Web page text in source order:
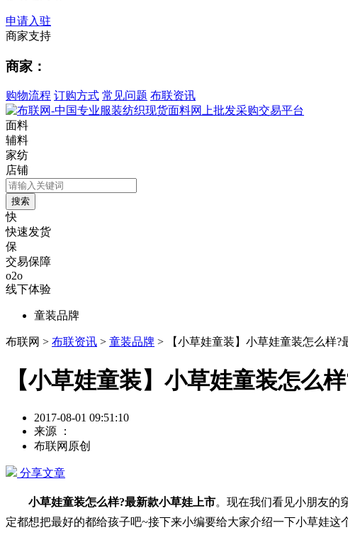
申请入驻
商家支持
商家：
购物流程 订购方式 常见问题 布联资讯
面料
辅料
家纺
店铺
快
快速发货
保
交易保障
o2o
线下体验
童装品牌
布联网 > 布联资讯 > 童装品牌 > 【小草娃童装】小草娃童装怎么样?
【小草娃童装】小草娃童装怎么
2017-08-01 09:51:10
来源 ：
布联网原创
分享文章
小草娃童装怎么样?最新款小草娃上市。现在我们看见小朋友的
定都想把最好的都给孩子吧~接下来小编要给大家介绍一下小草娃